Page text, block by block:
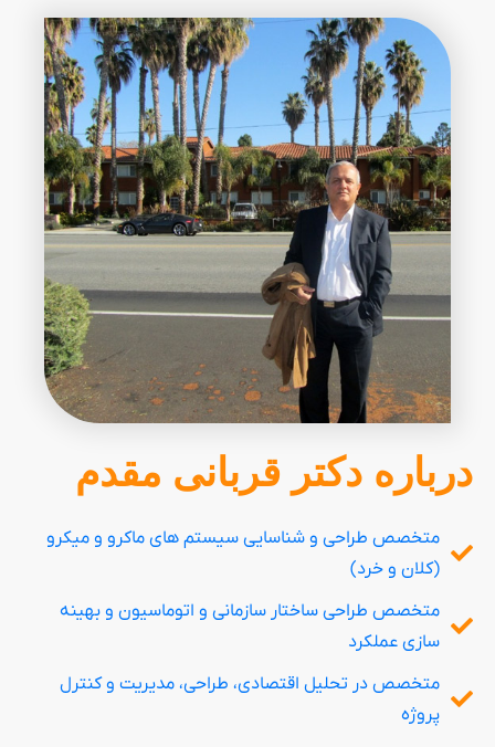
درباره دکتر قربانی مقدم
متخصص طراحی و شناسایی سیستم های ماکرو و میکرو
(کلان و خرد)
متخصص طراحی ساختار سازمانی و اتوماسیون و بهینه
سازی عملکرد
متخصص در تحلیل اقتصادی، طراحی، مدیریت و کنترل
پروژه